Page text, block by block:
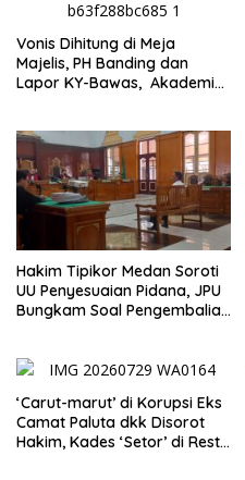
Vonis Dihitung di Meja
Majelis, PH Banding dan
Lapor KY-Bawas, Akademisi:
Kehakiman
Hakim Tipikor Medan Soroti
UU Penyesuaian Pidana, JPU
Bungkam Soal Pengembalian
‘Carut-marut’ di Korupsi Eks
Camat Paluta dkk Disorot
Hakim, Kades ‘Setor’ di Resto